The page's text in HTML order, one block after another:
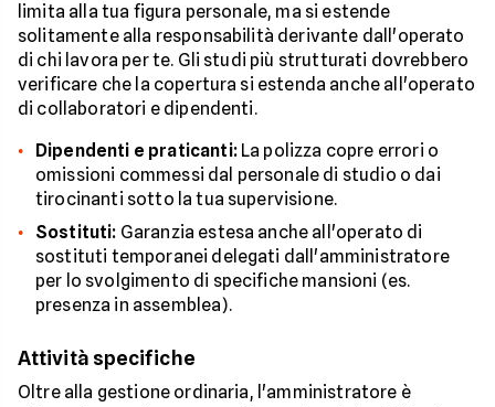
limita alla tua figura personale, ma si estende
solitamente alla responsabilità derivante dall'operato
di chi lavora per te. Gli studi più strutturati dovrebbero
verificare che la copertura si estenda anche all'operato
di collaboratori e dipendenti.
Dipendenti e praticanti:La polizza copre errori o
omissioni commessi dal personale di studio o dai
tirocinanti sotto la tua supervisione.
Sostituti: Garanzia estesa anche all'operato di
sostituti temporanei delegati dall'amministratore
per lo svolgimento di specifiche mansioni (es.
presenza in assemblea).
Attività specifiche
Oltre alla gestione ordinaria, l'amministratore è